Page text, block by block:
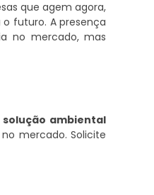
que agem agora,
futuro. A presença
no mercado, mas
solução ambiental
mercado. Solicite